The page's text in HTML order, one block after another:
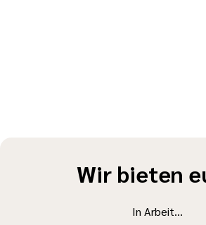
Wir bieten
In Arbeit...